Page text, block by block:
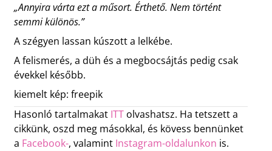
„Annyira várta ezt a műsort. Érthető. Nem történt
semmi különös.”
A szégyen lassan kúszott a lelkébe.
A felismerés, a düh és a megbocsájtás pedig csak
évekkel később.
kiemelt kép: freepik
Hasonló tartalmakat ITTolvashatsz. Ha tetszett a
cikkünk, oszd meg másokkal, és kövess bennünket
a Facebook-, valamint Instagram-oldalunkon is.